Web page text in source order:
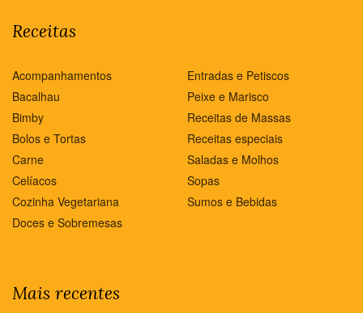
Receitas
Acompanhamentos
Bacalhau
Bimby
Bolos e Tortas
Carne
Celíacos
Cozinha Vegetariana
Doces e Sobremesas
Entradas e Petiscos
Peixe e Marisco
Receitas de Massas
Receitas especiais
Saladas e Molhos
Sopas
Sumos e Bebidas
Mais recentes